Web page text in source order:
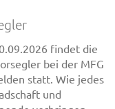
findet die
bei der MFG
statt. Wie jedes
und